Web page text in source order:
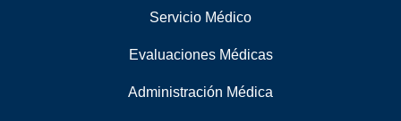
Servicio Médico
Evaluaciones Médicas
Administración Médica